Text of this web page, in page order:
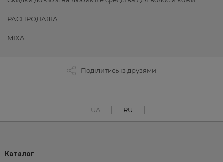
РАСПРОДАЖА
MIXA
Поділитись із друзями
UA RU
Каталог